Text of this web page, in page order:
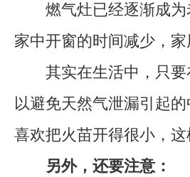
燃气灶已经逐渐成为
家中开窗的时间减少，
其实在生活中，只要
以避免天然气泄漏引起
喜欢把火苗开得很小，
另外，还要注意：